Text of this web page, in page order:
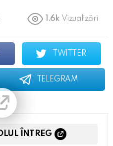
1.6k Vizualizări
TWITTER
TELEGRAM
ÎNTREG